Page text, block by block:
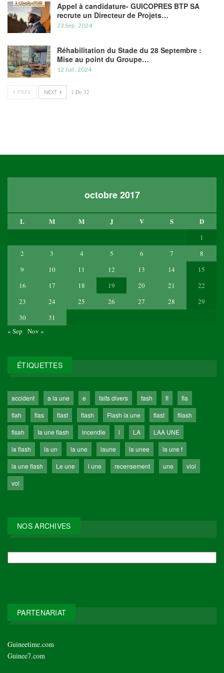
Appel à candidature- GUICOPRES BTP SA
recrute un Directeur de Projets…
23 Sep , 2024
Réhabilitation du Stade du 28 Septembre :
Mise au point du Groupe…
12 Juil , 2024
PREV NEXT 1 De 32
octobre 2017
L M M J V S D
1
2
3 4 5 6 7
8
9
10 11 12 13 14
15
16
17 18 19 20 21
22
23
24 25 26 27 28
29
30
31
« Sep
Nov »
ÉTIQUETTES
accident a la une e faits divers fash fl
fla
flah
flas flasf flash Flash la une flast
fllash
flsah
Ia une flash incendie l LA
LAA UNE
la flash
la un la une laune la unee
la une f
la une flash
Le une l une recensement une
viol
vol
NOS ARCHIVES
PARTENARIAT
Guineetime.com
Guinee7.com